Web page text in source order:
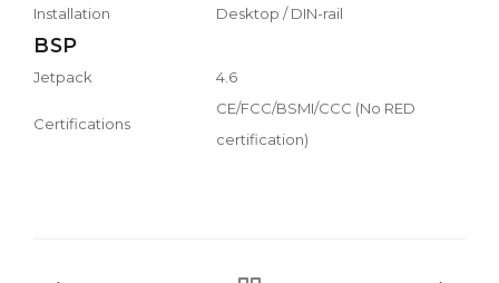
Installation
Desktop / DIN-rail
BSP
Jetpack 4.6
Certifications
CE/FCC/BSMI/CCC (No RED
certification)